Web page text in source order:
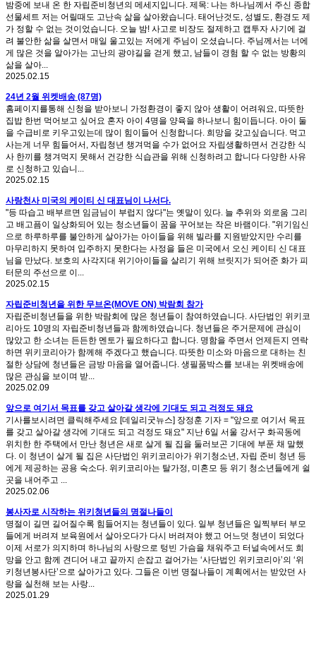
밤중에 보내 온 한 자립준비청년의 메세지입니다. 제목: 나는 하나님께서 주신 종합
선물세트 저는 어릴때도 고난속 삶을 살아왔습니다. 태어난것도, 성별도, 환경도 제
가 정할 수 없는 것이었습니다. 오늘 밤! 사고로 비장도 절제하고 캡투자 사기에 걸
려 불안한 삶을 살면서 매일 울고있는 저에게 주님이 오셨습니다. 주님께서는 너에
게 많은 것을 알아가는 고난의 광야길을 걷게 했고, 남들이 경험 할 수 없는 방황의
삶을 살아...
2025.02.15
24년 2월 위켓배송 (87명)
홈페이지를통해 신청을 받아보니 가정환경이 좋지 않아 생활이 어려워요, 따뜻한
집밥 한번 먹어보고 싶어요 혼자 아이 4명을 양육을 하나보니 힘이듭니다. 아이 둘
을 수급비로 키우고있는데 많이 힘이들어 신청합니다. 희망을 갖고싶습니다. 먹고
사는게 너무 힘들어서, 자립청년 챙겨먹을 수가 없어요 자립생활하면서 건강한 식
사 한끼를 챙겨먹지 못해서 건강한 식습관을 위해 신청하려고 합니다 다양한 사유
로 신청하고 있습니...
2025.02.15
사랑천사 미국의 케이티 신 대표님이 나서다.
"등 따습고 배부르면 임금님이 부럽지 않다"는 옛말이 있다. 늘 추위와 외로움 그리
고 배고픔이 일상화되어 있는 청소년들이 꿈을 꾸어보는 작은 바램이다. "위기임신
으로 하루하루를 불안하게 살아가는 아이들을 위해 빌라를 지원받았지만 수리를
마무리하지 못하여 입주하지 못한다는 사정을 들은 미국에서 오신 케이티 신 대표
님을 만났다. 보호의 사각지대 위기아이들을 살리기 위해 브릿지가 되어준 화가 피
터문의 주선으로 이...
2025.02.15
자립준비청년을 위한 무브온(MOVE ON) 박람회 참가
자립준비청년들을 위한 박람회에 많은 청년들이 참여하였습니다. 사단법인 위키코
리아도 10명의 자립준비청년들과 함께하였습니다. 청년들은 주거문제에 관심이
많았고 한 소녀는 든든한 멘토가 필요하다고 합니다. 명함을 주면서 언제든지 연락
하면 위키코리아가 함께해 주겠다고 했습니다. 따뜻한 미소와 마음으로 대하는 친
절한 상담에 청년들은 금방 마음을 열어줍니다. 생필품박스를 보내는 위켓배송에
많은 관심을 보이며 받...
2025.02.09
앞으로 여기서 목표를 갖고 살아갈 생각에 기대도 되고 걱정도 돼요
기사를보시려면 클릭해주세요 [데일리굿뉴스] 장정훈 기자 = "앞으로 여기서 목표
를 갖고 살아갈 생각에 기대도 되고 걱정도 돼요" 지난 6일 서울 강서구 화곡동에
위치한 한 주택에서 만난 청년은 새로 살게 될 집을 둘러보곤 기대에 부푼 채 말했
다. 이 청년이 살게 될 집은 사단법인 위키코리아가 위기청소년, 자립 준비 청년 등
에게 제공하는 공용 숙소다. 위키코리아는 탈가정, 미혼모 등 위기 청소년들에게 쉴
곳을 내어주고 ...
2025.02.06
봉사자로 시작하는 위키청년들의 명절나들이
명절이 길면 길어질수록 힘들어지는 청년들이 있다. 일부 청년들은 일찍부터 부모
들에게 버려져 보육원에서 살아오다가 다시 버려져야 했고 어느덧 청년이 되었다
이제 서로가 의지하며 하나님의 사랑으로 텅빈 가슴을 채워주고 터널속에서도 희
망을 안고 함께 견디어 내고 끝까지 손잡고 걸어가는 ‘사단법인 위키코리아’의 ‘위
키청년봉사단’으로 살아가고 있다. 그들은 이번 명절나들이 계획에서는 받았던 사
랑을 실천해 보는 사랑...
2025.01.29